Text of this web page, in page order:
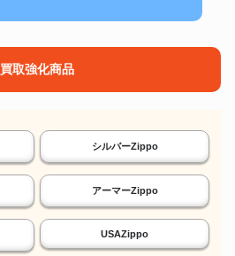
買取強化商品
シルバーZippo
アーマーZippo
USAZippo